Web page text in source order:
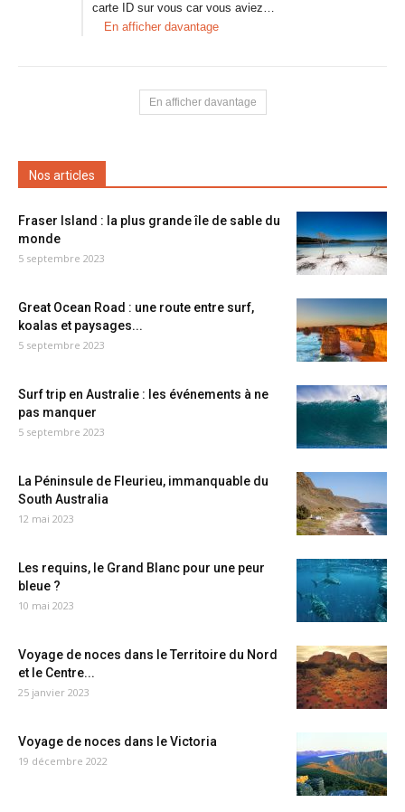
carte ID sur vous car vous aviez…
En afficher davantage
En afficher davantage
Nos articles
Fraser Island : la plus grande île de sable du
monde
5 septembre 2023
Great Ocean Road : une route entre surf,
koalas et paysages...
5 septembre 2023
Surf trip en Australie : les événements à ne
pas manquer
5 septembre 2023
La Péninsule de Fleurieu, immanquable du
South Australia
12 mai 2023
Les requins, le Grand Blanc pour une peur
bleue ?
10 mai 2023
Voyage de noces dans le Territoire du Nord
et le Centre...
25 janvier 2023
Voyage de noces dans le Victoria
19 décembre 2022